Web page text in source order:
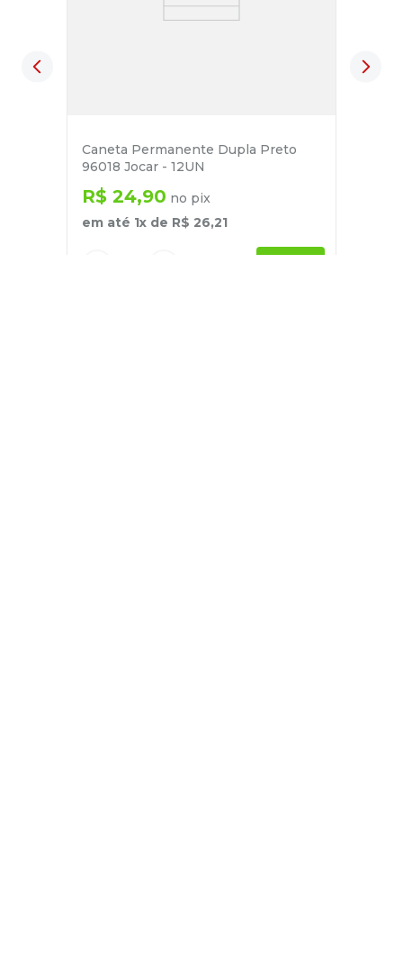
Caneta Permanente Dupla Preto
96018 Jocar - 12UN
R$ 24,90 no pix
em até 1x de R$ 26,21